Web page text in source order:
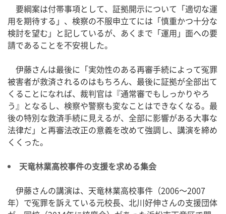
要綱案は付帯事項として、証拠開示について「適切な運
用を期待する」、検察の不服申立てには「慎重かつ十分な
検討を望む」と記しているが、あくまで「運用」面への要
請であることを不安視した。
伊藤さんは最後に「実効性のある再審手続によって冤罪
被害者が救済されるのはもちろん、最後に証拠が全部出て
くることになれば、裁判官は『通常審でもしっかりやろ
う』となるし、検察や警察も変なことはできなくなる。最
後の特別な救済手続に見えるが、全部に影響がある大事な
法律だ」と再審法改正の意義を改めて強調し、講演を締め
くくった。
天竜林業高校事件の支援を求める集会
伊藤さんの講演は、天竜林業高校事件（2006～2007
年）で冤罪を訴えている元校長、北川好伸さんの支援団体